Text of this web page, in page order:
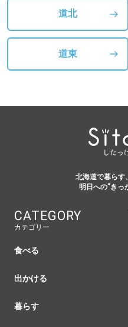
道北
道東
北海道で暮らす
明日への”きっ
CATEGORY
カテゴリー
食べる
出かける
暮らす